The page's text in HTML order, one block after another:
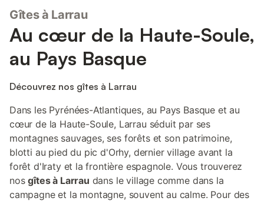
chambre 1 lit (140) avec baignoire, vasque, WC privatifs.
Chambre avec sortie directe sur la terrasse de l'étage. Parking à
l'arrière du gîte. Cour et terrain non clos. Terrasse bois avec
salon de jardin et barbecue. Lits faits pour votre arrivée,
connexion WIFI et forfait ménage inclus. Le linge de toilette est
aux frais de chauffage vous sera demandée, à verser sur place
nuits sur demande. A 1,5 km du village de Larrau, gîte
chaleureux offrant l 'un des plus beaux panoramas du Pays
Basque. Draps, chauffage, bois , Wifi et f
Gîtes à Larrau
Au cœur de la Haute-Soule,
au Pays Basque
Découvrez nos gîtes à Larrau
Dans les Pyrénées-Atlantiques, au Pays Basque et au
cœur de la Haute-Soule, Larrau séduit par ses
montagnes sauvages, ses forêts et son patrimoine,
blotti au pied du pic d'Orhy, dernier village avant la
forêt d'Iraty et la frontière espagnole. Vous trouverez
nosgîtes à Larrau dans le village comme dans la
campagne et la montagne, souvent au calme. Pour des